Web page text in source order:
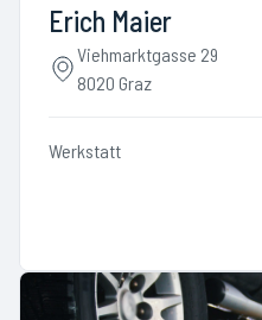
Erich Maier
Viehmarktgasse 29
8020 Graz
Werkstatt